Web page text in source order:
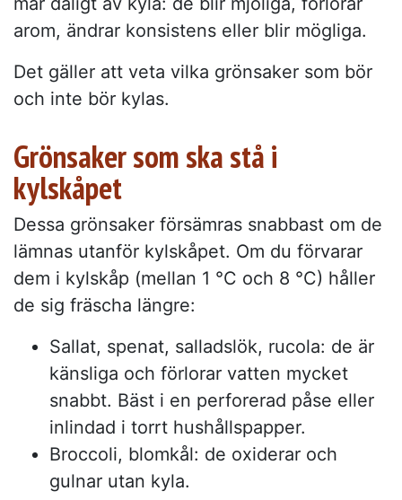
arom, ändrar konsistens eller blir mögliga.
Det gäller att veta vilka grönsaker som bör
och inte bör kylas.
Grönsaker som ska stå i
kylskåpet
Dessa grönsaker försämras snabbast om de
lämnas utanför kylskåpet. Om du förvarar
dem i kylskåp (mellan 1 °C och 8 °C) håller
de sig fräscha längre:
Sallat, spenat, salladslök, rucola: de är
känsliga och förlorar vatten mycket
snabbt. Bäst i en perforerad påse eller
inlindad i torrt hushållspapper.
Broccoli, blomkål: de oxiderar och
gulnar utan kyla.